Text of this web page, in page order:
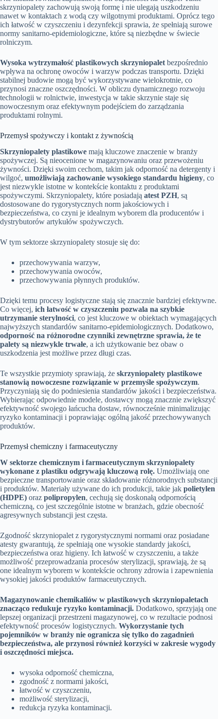
skrzyniopalety zachowują swoją formę i nie ulegają uszkodzeniu
nawet w kontaktach z wodą czy wilgotnymi produktami. Oprócz tego
ich łatwość w czyszczeniu i dezynfekcji sprawia, że spełniają surowe
normy sanitarno-epidemiologiczne, które są niezbędne w świecie
rolniczym.
Wysoka wytrzymałość plastikowych skrzyniopalet bezpośrednio
wpływa na ochronę owoców i warzyw podczas transportu. Dzięki
stabilnej budowie mogą być wykorzystywane wielokrotnie, co
przynosi znaczne oszczędności. W obliczu dynamicznego rozwoju
technologii w rolnictwie, inwestycja w takie skrzynie staje się
nowoczesnym oraz efektywnym podejściem do zarządzania
produktami rolnymi.
Przemysł spożywczy i kontakt z żywnością
Skrzyniopalety plastikowe mają kluczowe znaczenie w branży
spożywczej. Są nieocenione w magazynowaniu oraz przewożeniu
żywności. Dzięki swoim cechom, takim jak odporność na detergenty i
wilgoć, umożliwiają zachowanie wysokiego standardu higieny, co
jest niezwykle istotne w kontekście kontaktu z produktami
spożywczymi. Skrzyniopalety, które posiadają atest PZH, są
dostosowane do rygorystycznych norm jakościowych i
bezpieczeństwa, co czyni je idealnym wyborem dla producentów i
dystrybutorów artykułów spożywczych.
W tym sektorze skrzyniopalety stosuje się do:
przechowywania warzyw,
przechowywania owoców,
przechowywania płynnych produktów.
Dzięki temu procesy logistyczne stają się znacznie bardziej efektywne.
Co więcej, ich łatwość w czyszczeniu pozwala na szybkie
utrzymanie sterylności, co jest kluczowe w obiektach wymagających
najwyższych standardów sanitarno-epidemiologicznych. Dodatkowo,
odporność na różnorodne czynniki zewnętrzne sprawia, że te
palety są niezwykle trwałe, a ich użytkowanie bez obaw o
uszkodzenia jest możliwe przez długi czas.
Te wszystkie przymioty sprawiają, że skrzyniopalety plastikowe
stanowią nowoczesne rozwiązanie w przemyśle spożywczym.
Przyczyniają się do podniesienia standardów jakości i bezpieczeństwa.
Wybierając odpowiednie modele, dostawcy mogą znacznie zwiększyć
efektywność swojego łańcucha dostaw, równocześnie minimalizując
ryzyko kontaminacji i poprawiając ogólną jakość przechowywanych
produktów.
Przemysł chemiczny i farmaceutyczny
W sektorze chemicznym i farmaceutycznym skrzyniopalety
wykonane z plastiku odgrywają kluczową rolę. Umożliwiają one
bezpieczne transportowanie oraz składowanie różnorodnych substancji
i produktów. Materiały używane do ich produkcji, takie jak polietylen
(HDPE) oraz polipropylen, cechują się doskonałą odpornością
chemiczną, co jest szczególnie istotne w branżach, gdzie obecność
agresywnych substancji jest częsta.
Zgodność skrzyniopalet z rygorystycznymi normami oraz posiadane
atesty gwarantują, że spełniają one wysokie standardy jakości,
bezpieczeństwa oraz higieny. Ich łatwość w czyszczeniu, a także
możliwość przeprowadzania procesów sterylizacji, sprawiają, że są
one idealnym wyborem w kontekście ochrony zdrowia i zapewnienia
wysokiej jakości produktów farmaceutycznych.
Magazynowanie chemikaliów w plastikowych skrzyniopaletach
znacząco redukuje ryzyko kontaminacji. Dodatkowo, sprzyjają one
lepszej organizacji przestrzeni magazynowej, co w rezultacie podnosi
efektywność procesów logistycznych. Wykorzystanie tych
pojemników w branży nie ogranicza się tylko do zagadnień
bezpieczeństwa, ale przynosi również korzyści w zakresie wygody
i oszczędności miejsca.
wysoka odporność chemiczna,
zgodność z normami jakości,
łatwość w czyszczeniu,
możliwość sterylizacji,
redukcja ryzyka kontaminacji.